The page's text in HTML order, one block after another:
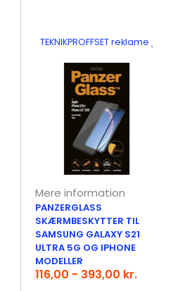
TEKNIKPROFFSET reklame
Mere information
PANZERGLASS
SKÆRMBESKYTTER TIL
SAMSUNG GALAXY S21
ULTRA 5G OG IPHONE
MODELLER
116,00 - 393,00 kr.